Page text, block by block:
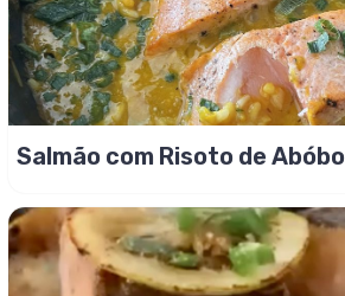
Salmão com Risoto de